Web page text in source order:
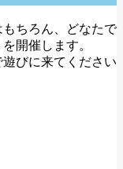
ちろん、どなたで
開催します。
びに来てください